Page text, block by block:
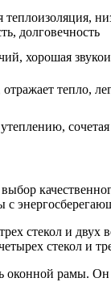
теплоизоляция,
долговечность
хорошая
тепло,
с
стекол и
стекол и
рамы.